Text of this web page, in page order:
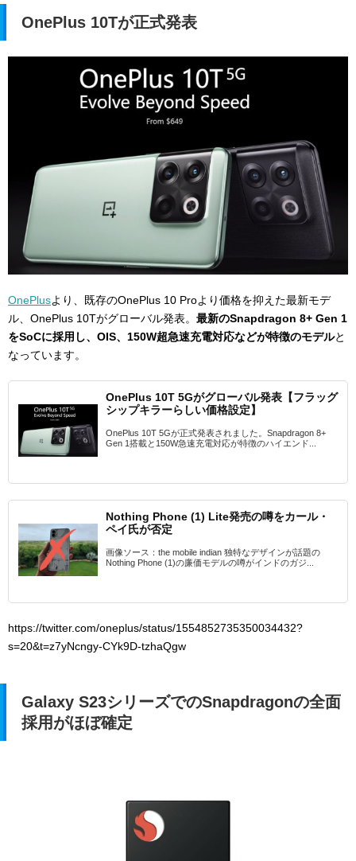
OnePlus 10Tが正式発表
OnePlusより、既存のOnePlus 10 Proより価格を抑えた最新モデ
ル、OnePlus 10Tがグローバル発表。 最新のSnapdragon 8+ Gen 1
をSoCに採用し、OIS、150W超急速充電対応などが特徴のモデルと
なっています。
OnePlus 10T 5Gがグローバル発表【フラッグ
シップキラーらしい価格設定】
OnePlus 10T 5Gが正式発表されました。Snapdragon 8+
Gen 1搭載と150W急速充電対応が特徴のハイエンド...
Nothing Phone (1) Lite発売の噂をカール・
ペイ氏が否定
画像ソース：the mobile indian 独特なデザインが話題の
Nothing Phone (1)の廉価モデルの噂がインドのガジ...
https://twitter.com/oneplus/status/1554852735350034432?
s=20&t=z7yNcngy-CYk9D-tzhaQgw
Galaxy S23シリーズでのSnapdragonの全面
採用がほぼ確定